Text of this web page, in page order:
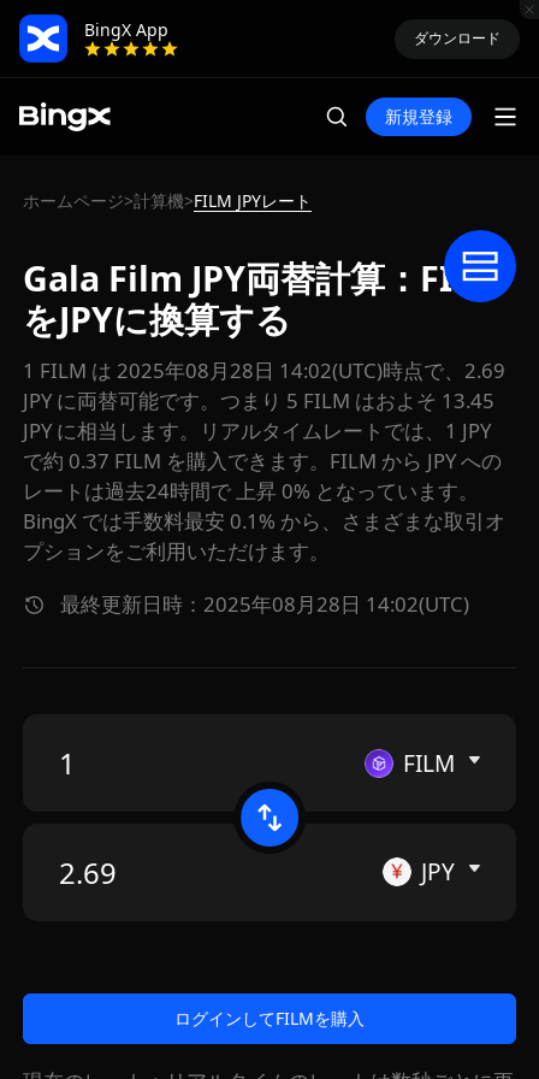
BingX App
ダウンロード
新規登録
ホームページ>計算機>FILM JPYレート
Gala Film JPY両替計算：FILM
をJPYに換算する
1 FILM は 2025年08月28日 14:02(UTC)時点で、2.69
JPY に両替可能です。つまり 5 FILM はおよそ 13.45
JPY に相当します。リアルタイムレートでは、1 JPY
で約 0.37 FILM を購入できます。FILM から JPY への
レートは過去24時間で 上昇 0% となっています。
BingX では手数料最安 0.1% から、さまざまな取引オ
プションをご利用いただけます。
最終更新日時：2025年08月28日 14:02(UTC)
FILM
JPY
ログインしてFILMを購入